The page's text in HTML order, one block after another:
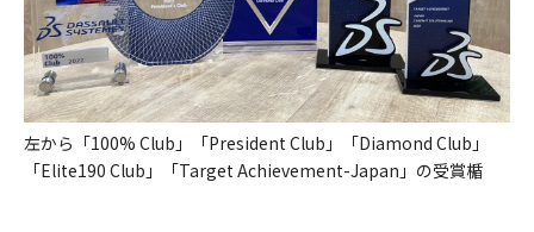
左から「100% Club」「President Club」「Diamond Club」
「Elite190 Club」「Target Achievement-Japan」の受賞楯